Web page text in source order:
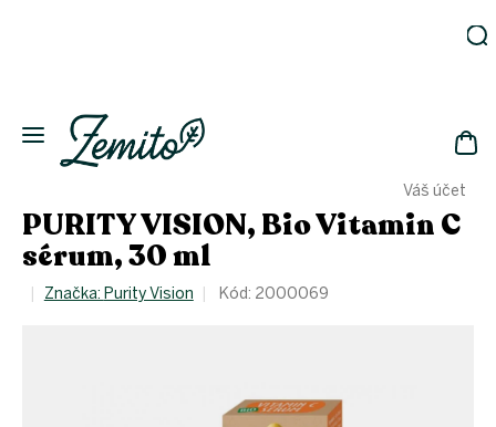
Váš účet
Eko
domácnost
Kosmetika
Eko
láhve
Akce
PURITY VISION, Bio Vitamin C
sérum, 30 ml
Značka: Purity Vision Kód: 2000069